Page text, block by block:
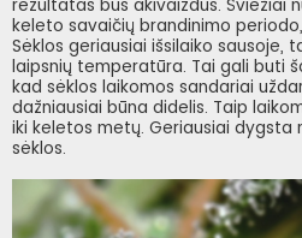
rezultatas bus akivaizdus. Šviežiai
keleto savaičių brandinimo
Sėklos geriausiai išsilaiko sausoje,
laipsnių temperatūra. Tai gali buti
kad sėklos laikomos sandariai
dažniausiai būna didelis. Taip
iki keletos metų. Geriausiai dygsta
sėklos.